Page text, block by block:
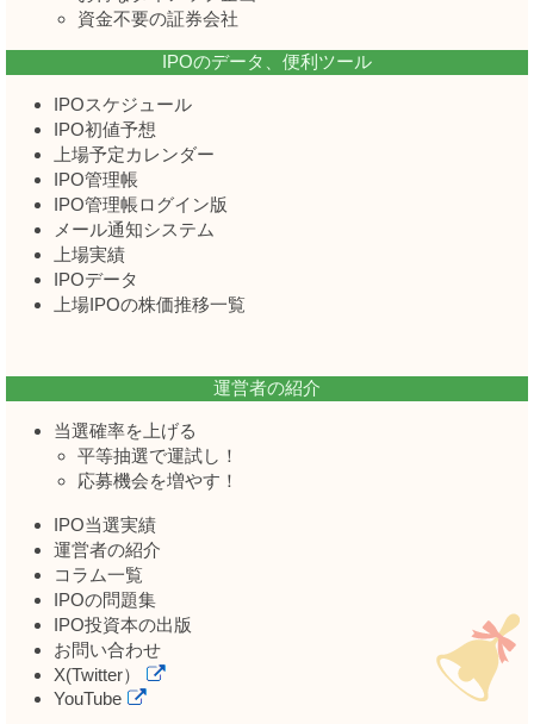
資金不要の証券会社
IPOのデータ、便利ツール
IPOスケジュール
IPO初値予想
上場予定カレンダー
IPO管理帳
IPO管理帳ログイン版
メール通知システム
上場実績
IPOデータ
上場IPOの株価推移一覧
運営者の紹介
当選確率を上げる
平等抽選で運試し！
応募機会を増やす！
IPO当選実績
運営者の紹介
コラム一覧
IPOの問題集
IPO投資本の出版
お問い合わせ
X(Twitter）
YouTube